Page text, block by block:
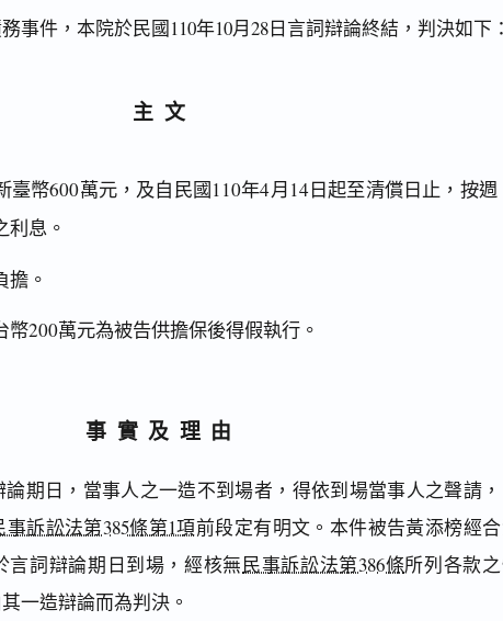
事件，本院於民國110年10月28日言詞辯論終結，判決如下：
主文
臺幣600萬元，及自民國110年4月14日起至清償日止，按週
利息。
擔。
200萬元為被告供擔保後得假執行。
事實及理由
期日，當事人之一造不到場者，得依到場當事人之聲請
事訴訟法第385條第1項前段定有明文。本件被告黃添榜經
詞辯論期日到場，經核無民事訴訟法第386條所列各款
一造辯論而為判決。